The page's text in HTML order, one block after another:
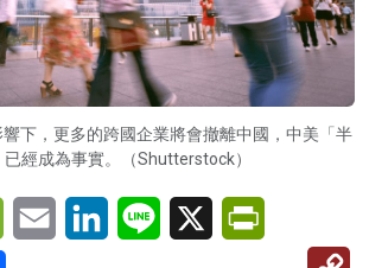
下，更多的跨國企業將會撤離中國，中美「半
已經成為事實。（Shutterstock）
WeChatEmail LinkedInLine X